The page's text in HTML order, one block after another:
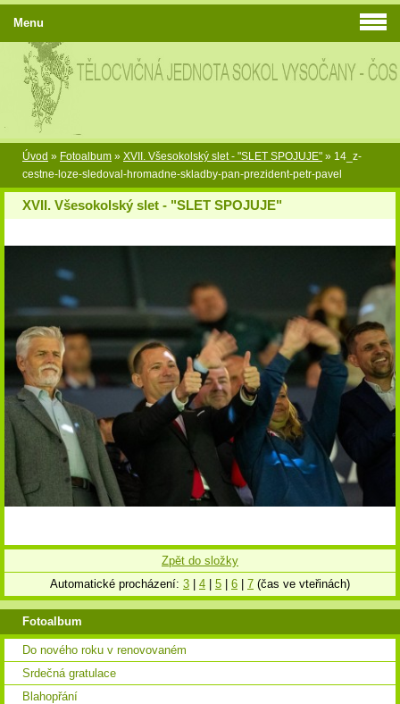
Úvod » Fotoalbum » XVII. Všesokolský slet - "SLET SPOJUJE" » 14_z-
cestne-loze-sledoval-hromadne-skladby-pan-prezident-petr-pavel
XVII. Všesokolský slet - "SLET SPOJUJE"
Zpět do složky
Automatické procházení: 3 4 5 6 7 (čas ve vteřinách)
Menu
Fotoalbum
Do nového roku v renovovaném
Srdečná gratulace
Blahopřání